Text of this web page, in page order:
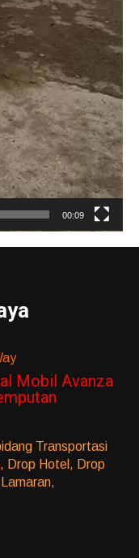
00:09
Mobil Avanza
Transportasi
Drop Hotel, Drop